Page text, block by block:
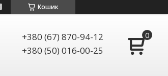
Кошик
+380 (67) 870-94-12
+380 (50) 016-00-25